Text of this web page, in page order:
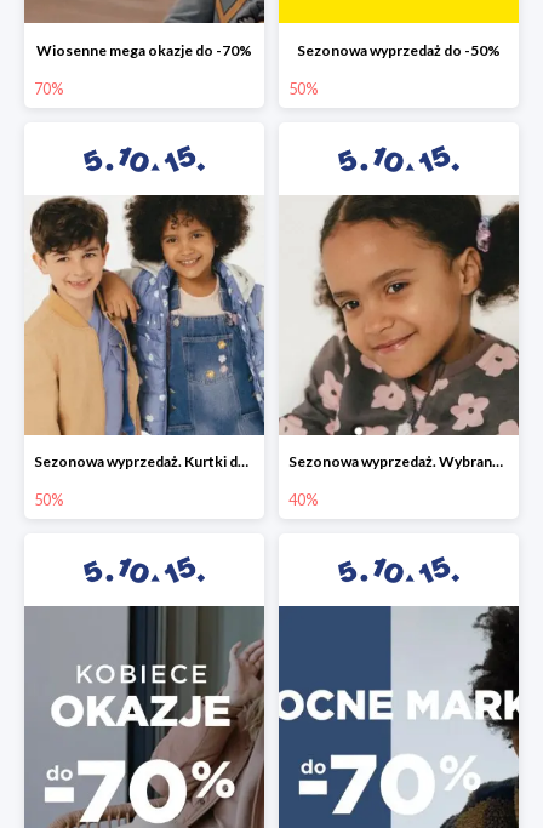
Wiosenne mega okazje do -70%
70%
Sezonowa wyprzedaż do -50%
50%
Sezonowa wyprzedaż. Kurtki do -50%
50%
Sezonowa wyprzedaż. Wybrane modele do -40%
40%